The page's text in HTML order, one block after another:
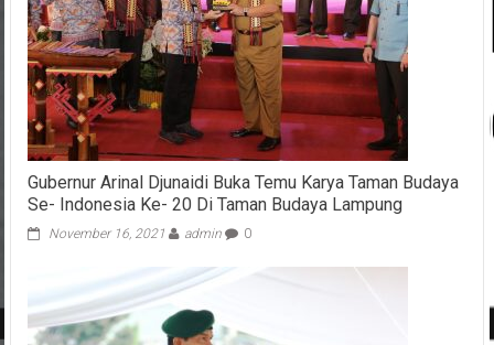
Gubernur Arinal Djunaidi Buka Temu Karya Taman Budaya
Se- Indonesia Ke- 20 Di Taman Budaya Lampung
November 16, 2021 admin 0